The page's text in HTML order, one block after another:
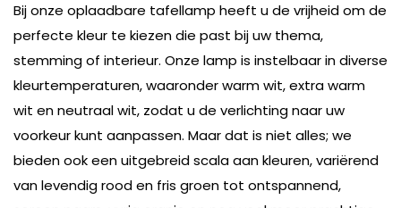
Bij onze oplaadbare tafellamp heeft u de vrijheid om de
perfecte kleur te kiezen die past bij uw thema,
stemming of interieur. Onze lamp is instelbaar in diverse
kleurtemperaturen, waaronder warm wit, extra warm
wit en neutraal wit, zodat u de verlichting naar uw
voorkeur kunt aanpassen. Maar dat is niet alles; we
bieden ook een uitgebreid scala aan kleuren, variërend
van levendig rood en fris groen tot ontspannend,